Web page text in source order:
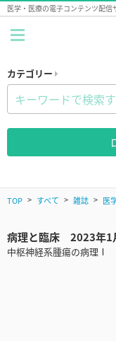
医学・医療の電子コンテンツ配信
カテゴリー
TOP すべて 雑誌 医
病理と臨床 2023年1
中枢神経系腫瘍の病理Ⅰ